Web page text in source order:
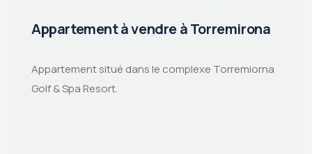
Appartement à vendre à Torremirona
Appartement situé dans le complexe Torremiorna
Golf & Spa Resort.